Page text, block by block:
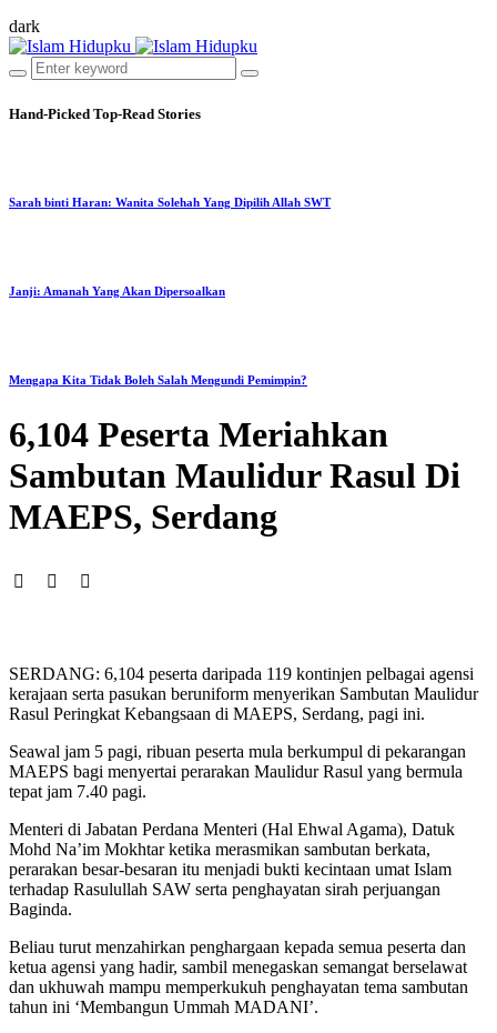
dark
Hand-Picked Top-Read Stories
Sarah binti Haran: Wanita Solehah Yang Dipilih Allah SWT
Janji: Amanah Yang Akan Dipersoalkan
Mengapa Kita Tidak Boleh Salah Mengundi Pemimpin?
6,104 Peserta Meriahkan
Sambutan Maulidur Rasul Di
MAEPS, Serdang
SERDANG: 6,104 peserta daripada 119 kontinjen pelbagai agensi
kerajaan serta pasukan beruniform menyerikan Sambutan Maulidur
Rasul Peringkat Kebangsaan di MAEPS, Serdang, pagi ini.
Seawal jam 5 pagi, ribuan peserta mula berkumpul di pekarangan
MAEPS bagi menyertai perarakan Maulidur Rasul yang bermula
tepat jam 7.40 pagi.
Menteri di Jabatan Perdana Menteri (Hal Ehwal Agama), Datuk
Mohd Na’im Mokhtar ketika merasmikan sambutan berkata,
perarakan besar-besaran itu menjadi bukti kecintaan umat Islam
terhadap Rasulullah SAW serta penghayatan sirah perjuangan
Baginda.
Beliau turut menzahirkan penghargaan kepada semua peserta dan
ketua agensi yang hadir, sambil menegaskan semangat berselawat
dan ukhuwah mampu memperkukuh penghayatan tema sambutan
tahun ini ‘Membangun Ummah MADANI’.